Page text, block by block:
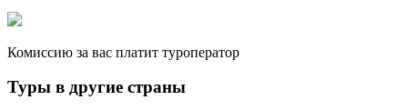
Комиссию за вас платит туроператор
Туры в другие страны